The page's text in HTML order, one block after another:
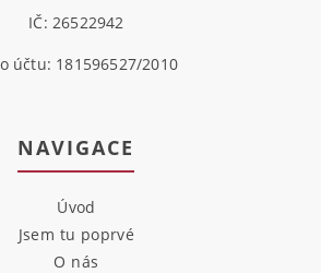
IČ: 26522942
účtu: 181596527/2010
NAVIGACE
Úvod
Jsem tu poprvé
O nás